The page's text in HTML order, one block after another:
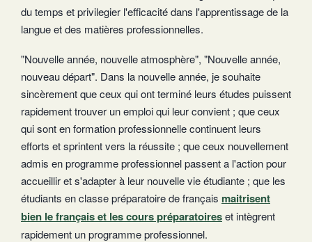
du temps et privilegier l'efficacité dans l'apprentissage de la
langue et des matières professionnelles.
"Nouvelle année, nouvelle atmosphère", "Nouvelle année,
nouveau départ". Dans la nouvelle année, je souhaite
sincèrement que ceux qui ont terminé leurs études puissent
rapidement trouver un emploi qui leur convient ; que ceux
qui sont en formation professionnelle continuent leurs
efforts et sprintent vers la réussite ; que ceux nouvellement
admis en programme professionnel passent a l'action pour
accueillir et s'adapter à leur nouvelle vie étudiante ; que les
étudiants en classe préparatoire de français maitrisent
bien le français et les cours préparatoireset intègrent
rapidement un programme professionnel.